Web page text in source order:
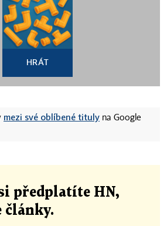
HRÁT
mezi své oblíbené tituly na Google
předplatíte HN,
články.